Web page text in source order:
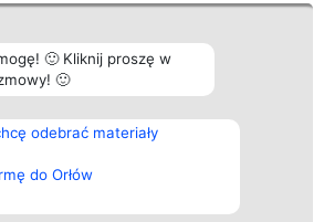
🙂 Kliknij proszę w
🙂
odebrać materiały
do Orłów
Plebiscyt
Laureaci
wszystkich
Laureatów
Regulamin
Kontakt
Kontakt